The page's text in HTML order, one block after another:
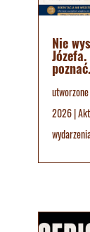
Nie
poznać.
2026|